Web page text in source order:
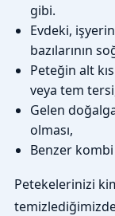
gibi.
Evdeki,
bazılarının
Peteğin alt
veya tem
Gelen
olması,
Benzer
Petekelerinizi